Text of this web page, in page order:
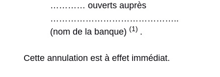
………… ouverts auprès
……………………………………..
(nom de la banque) (1) .
Cette annulation est à effet immédiat.